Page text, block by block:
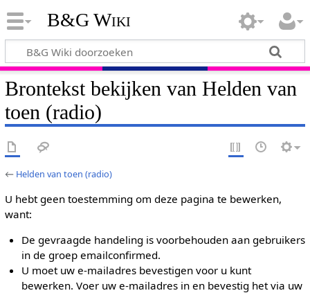
B&G Wiki
Brontekst bekijken van Helden van
toen (radio)
← Helden van toen (radio)
U hebt geen toestemming om deze pagina te bewerken,
want:
De gevraagde handeling is voorbehouden aan gebruikers
in de groep emailconfirmed.
U moet uw e-mailadres bevestigen voor u kunt
bewerken. Voer uw e-mailadres in en bevestig het via uw